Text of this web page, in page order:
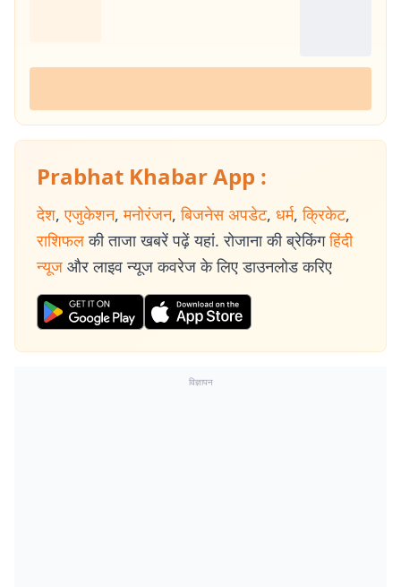
Prabhat Khabar App :
देश, एजुकेशन, मनोरंजन, बिजनेस अपडेट, धर्म, क्रिकेट,
राशिफल की ताजा खबरें पढ़ें यहां. रोजाना की ब्रेकिंग हिंदी
न्यूज और लाइव न्यूज कवरेज के लिए डाउनलोड करिए
विज्ञापन